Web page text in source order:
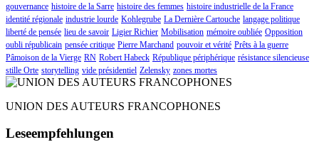
gouvernance histoire de la Sarre histoire des femmes histoire industrielle de la France
identité régionale industrie lourde Kohlegrube La Dernière Cartouche langage politique
liberté de pensée lieu de savoir Ligier Richier Mobilisation mémoire oubliée Opposition
oubli républicain pensée critique Pierre Marchand pouvoir et vérité Prêts à la guerre
Pâmoison de la Vierge RN Robert Habeck République périphérique résistance silencieuse
stille Orte storytelling vide présidentiel Zelensky zones mortes
UNION DES AUTEURS FRANCOPHONES
Leseempfehlungen